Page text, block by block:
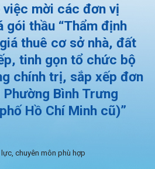
việc mời các đơn vị
gói thầu “Thẩm định
thuê cơ sở nhà, đất
tinh gọn tổ chức bộ
chính trị, sắp xếp đơn
Bình Trưng
Hồ Chí Minh cũ)”
chuyên môn phù hợp